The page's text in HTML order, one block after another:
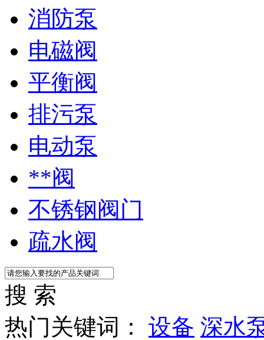
消防泵
电磁阀
平衡阀
排污泵
电动泵
**阀
不锈钢阀门
疏水阀
搜 索
热门关键词： 设备 深水